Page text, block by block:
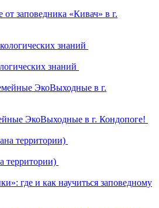
заповедника «Кивач» в г.
знаний
ЭкоВыходные в г. Кондопоге!
территории)